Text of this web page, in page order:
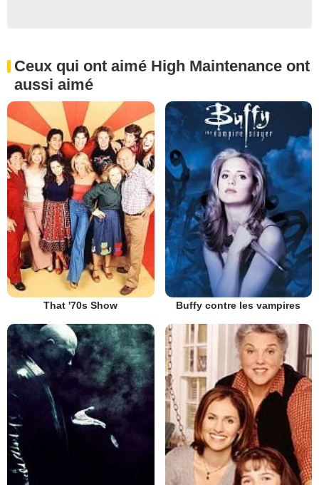
Ceux qui ont aimé High Maintenance ont
aussi aimé
That '70s Show Buffy contre les vampires